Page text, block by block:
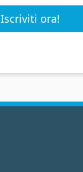
Iscriviti ora!